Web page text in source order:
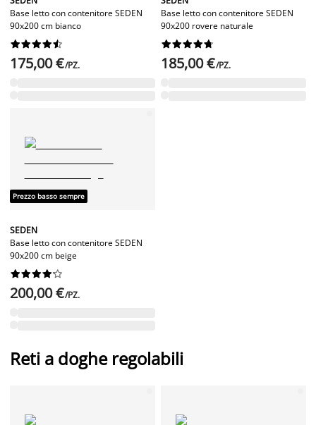
Base letto con contenitore SEDEN
90x200 cm bianco






175,00 €/PZ.
Base letto con contenitore SEDEN
90x200 rovere naturale






185,00 €/PZ.
Prezzo basso sempre
SEDEN
Base letto con contenitore SEDEN
90x200 cm beige






200,00 €/PZ.
Reti a doghe regolabili